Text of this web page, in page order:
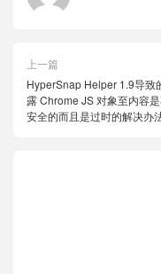
上一篇
HyperSnap Helper 1.9导致
露 Chrome JS 对象至内容
安全的而且是过时的解决办